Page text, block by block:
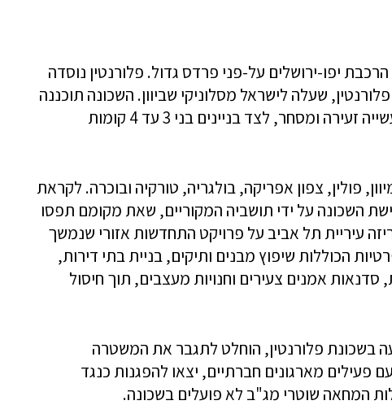
מדרום למסילת הרכבת יפו-ירושלים על-פני פרדס גדול. פלורנטין נוסדה
שעלה לישראל מסלוניקי שביוון. השכונה תוכננה
כשכונה בורגנית המשלבת עסקי מלאכה, תעשייה זעירה ומסחר, לצד בניינים בני 3 עד 4 קומות
פולין, צפון אפריקה, בולגריה, טורקיה ובוכרה. לקראת
נטישת השכונה על ידי תושביה המקוריים, שאת מקומם תפסו
ותעשייה זעירה. בשנת 1991 הכריזה עיריית תל אביב על פרויקט התחדשות אזורי שנמשך
הכוללות שיפוץ מבנים ותיקים, בניית בתי דירות,
אמנים צעירים וחנויות מעצבים, תוך חיסול
הפשיעה בשכונת פלורנטין, הוחלט לתגבר את המשטרה
פעילים מארגונים חברתיים, יצאו להפגנות כנגד
המחאה שוטרי מג"ב לא פועלים בשכונה.